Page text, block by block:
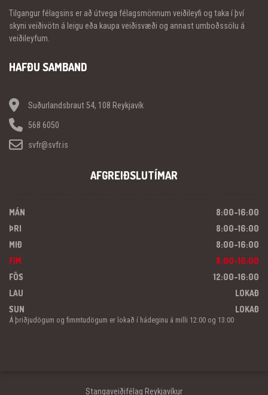
Tilgangur félagsins er að útvega félagsmönnum veiðileyfi og taka í því
skyni veiðivötn á leigu eða kaupa veiðisvæði og annast umboðssölu á
veiðileyfum.
HAFÐU SAMBAND
Suðurlandsbraut 54, 108 Reykjavík
568 6050
svfr@svfr.is
AFGREIÐSLUTÍMAR
MÁN
8:00-16:00
ÞRI
8:00-16:00
MIÐ
8:00-16:00
FIM
8:00-16:00
FÖS
12:00-16:00
LAU
LOKAÐ
SUN
LOKAÐ
Á þriðjudögum og fimmtudögum er lokað í hádeginu á milli 12:00 og 13:00
Stangaveiðifélag Reykjavíkur